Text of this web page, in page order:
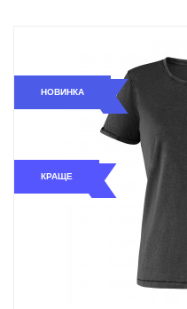
НОВИНКА
КРАЩЕ